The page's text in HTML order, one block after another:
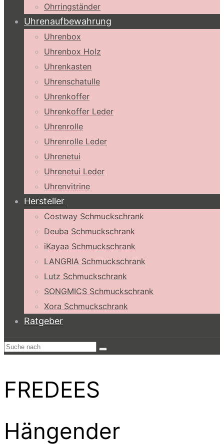
Ohrringständer
Uhrenaufbewahrung
Uhrenbox
Uhrenbox Holz
Uhrenkasten
Uhrenschatulle
Uhrenkoffer
Uhrenkoffer Leder
Uhrenrolle
Uhrenrolle Leder
Uhrenetui
Uhrenetui Leder
Uhrenvitrine
Hersteller
Costway Schmuckschrank
Deuba Schmuckschrank
iKayaa Schmuckschrank
LANGRIA Schmuckschrank
Lutz Schmuckschrank
SONGMICS Schmuckschrank
Xora Schmuckschrank
Ratgeber
FREDEES
Hängender